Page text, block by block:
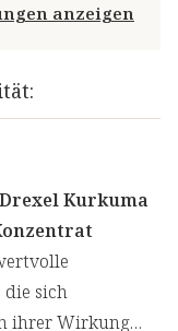
anzeigen
Kurkuma
sich
ihrer Wirkung